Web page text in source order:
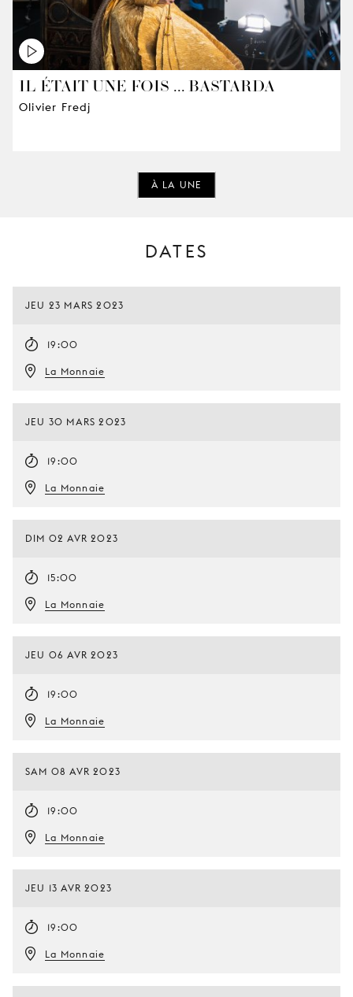
IL ÉTAIT UNE FOIS ... BASTARDA
Olivier Fredj
À LA UNE
DATES
JEU 23 MARS 2023
19:00
La Monnaie
JEU 30 MARS 2023
19:00
La Monnaie
DIM 02 AVR 2023
15:00
La Monnaie
JEU 06 AVR 2023
19:00
La Monnaie
SAM 08 AVR 2023
19:00
La Monnaie
JEU 13 AVR 2023
19:00
La Monnaie